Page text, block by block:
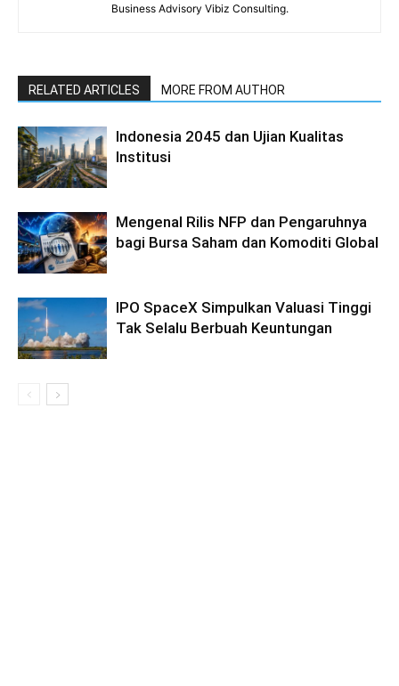
Business Advisory Vibiz Consulting.
RELATED ARTICLES MORE FROM AUTHOR
Indonesia 2045 dan Ujian Kualitas
Institusi
Mengenal Rilis NFP dan Pengaruhnya
bagi Bursa Saham dan Komoditi Global
IPO SpaceX Simpulkan Valuasi Tinggi
Tak Selalu Berbuah Keuntungan